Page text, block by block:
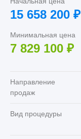
15 658 200 ₽
Минимальная цена
7 829 100 ₽
Направление
продаж
Вид процедуры